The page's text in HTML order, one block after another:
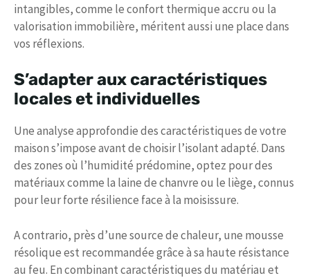
intangibles, comme le confort thermique accru ou la
valorisation immobilière, méritent aussi une place dans
vos réflexions.
S’adapter aux caractéristiques
locales et individuelles
Une analyse approfondie des caractéristiques de votre
maison s’impose avant de choisir l’isolant adapté. Dans
des zones où l’humidité prédomine, optez pour des
matériaux comme la laine de chanvre ou le liège, connus
pour leur forte résilience face à la moisissure.
A contrario, près d’une source de chaleur, une mousse
résolique est recommandée grâce à sa haute résistance
au feu. En combinant caractéristiques du matériau et